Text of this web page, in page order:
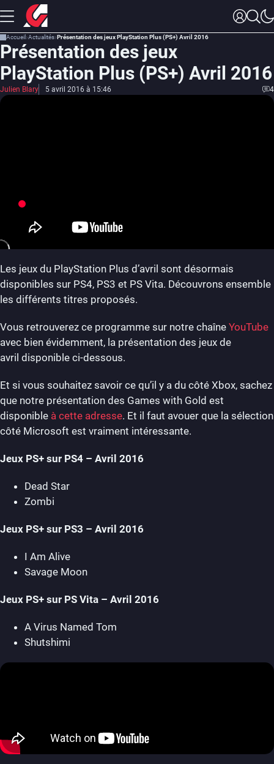
Accueil Actualités Présentation des jeux PlayStation Plus (PS+) Avril 2016
Présentation des jeux
PlayStation Plus (PS+) Avril 2016
Julien Blary 5 avril 2016 à 15:46 4
Les jeux du PlayStation Plus d’avril sont désormais
disponibles sur PS4, PS3 et PS Vita. Découvrons ensemble
les différents titres proposés.
Vous retrouverez ce programme sur notre chaîne YouTube
avec bien évidemment, la présentation des jeux de
avril disponible ci-dessous.
Et si vous souhaitez savoir ce qu’il y a du côté Xbox, sachez
que notre présentation des Games with Gold est
disponible à cette adresse. Et il faut avouer que la sélection
côté Microsoft est vraiment intéressante.
Jeux PS+ sur PS4 – Avril 2016
Dead Star
Zombi
Jeux PS+ sur PS3 – Avril 2016
I Am Alive
Savage Moon
Jeux PS+ sur PS Vita – Avril 2016
A Virus Named Tom
Shutshimi